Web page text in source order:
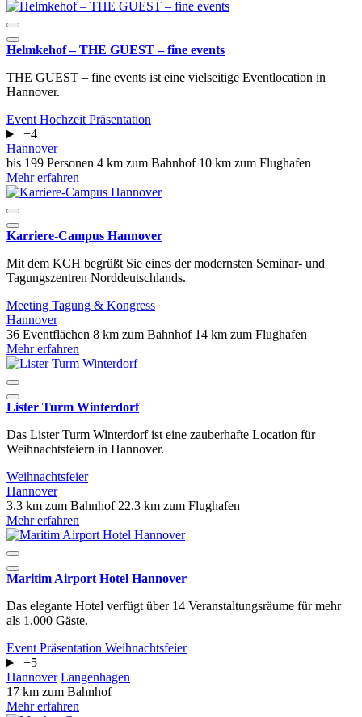
Helmkehof – THE GUEST – fine events
THE GUEST – fine events ist eine vielseitige Eventlocation in
Hannover.
Event Hochzeit Präsentation
+4
Hannover
bis 199 Personen 4 km zum Bahnhof 10 km zum Flughafen
Mehr erfahren
Karriere-Campus Hannover
Mit dem KCH begrüßt Sie eines der modernsten Seminar- und
Tagungszentren Norddeutschlands.
Meeting Tagung & Kongress
Hannover
36 Eventflächen 8 km zum Bahnhof 14 km zum Flughafen
Mehr erfahren
Lister Turm Winterdorf
Das Lister Turm Winterdorf ist eine zauberhafte Location für
Weihnachtsfeiern in Hannover.
Weihnachtsfeier
Hannover
3.3 km zum Bahnhof 22.3 km zum Flughafen
Mehr erfahren
Maritim Airport Hotel Hannover
Das elegante Hotel verfügt über 14 Veranstaltungsräume für mehr
als 1.000 Gäste.
Event Präsentation Weihnachtsfeier
+5
Hannover Langenhagen
17 km zum Bahnhof
Mehr erfahren